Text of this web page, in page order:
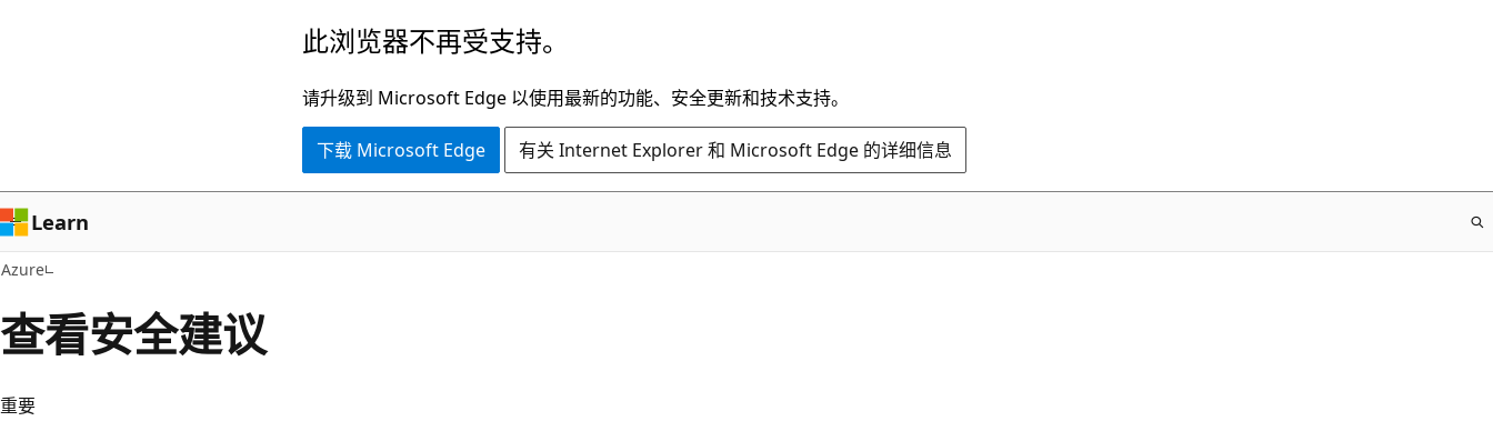
容
此浏览器不再受支持。
请升级到 Microsoft Edge 以使用最新的功能、安全更新和技术支持。
下载 Microsoft Edge 有关 Internet Explorer 和 Microsoft Edge 的详细信息
Learn
Azure
查看安全建议
重要